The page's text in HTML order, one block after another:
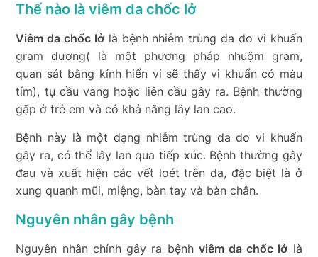
Thế nào là viêm da chốc lở
Viêm da chốc lởlà bệnh nhiễm trùng da do vi khuẩn
gram dương( là một phương pháp nhuộm gram,
quan sát bằng kính hiển vi sẽ thấy vi khuẩn có màu
tím), tụ cầu vàng hoặc liên cầu gây ra. Bệnh thường
gặp ở trẻ em và có khả năng lây lan cao.
Bệnh này là một dạng nhiễm trùng da do vi khuẩn
gây ra, có thể lây lan qua tiếp xúc. Bệnh thường gây
đau và xuất hiện các vết loét trên da, đặc biệt là ở
xung quanh mũi, miệng, bàn tay và bàn chân.
Nguyên nhân gây bệnh
Nguyên nhân chính gây ra bệnh viêm da chốc lở là